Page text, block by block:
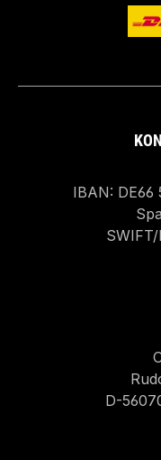
IBAN: DE66
SWIFT/
D-